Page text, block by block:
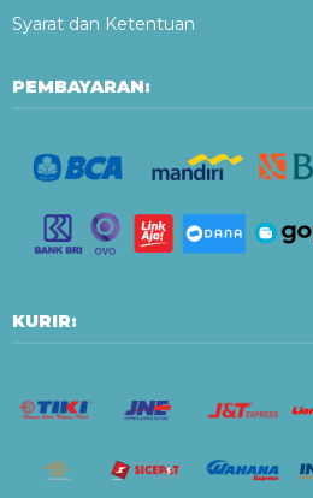
Syarat dan Ketentuan
PEMBAYARAN:
KURIR: